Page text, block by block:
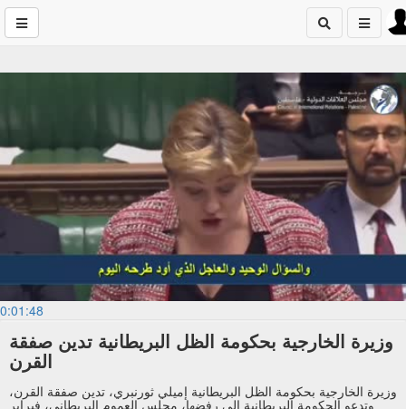
0:01:48
وزيرة الخارجية بحكومة الظل البريطانية تدين صفقة
القرن
وزيرة الخارجية بحكومة الظل البريطانية إميلي ثورنبري، تدين صفقة القرن،
وتدعو الحكومة البريطانية إلى رفضها، مجلس العموم البريطاني، فبراير